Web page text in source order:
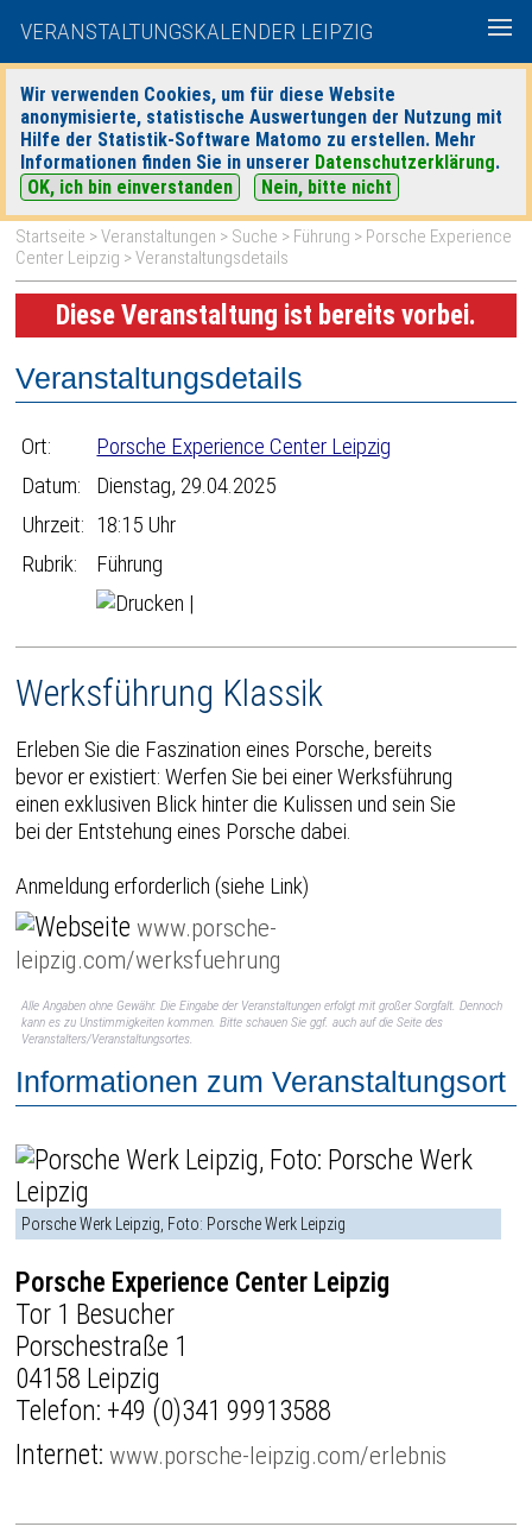
VERANSTALTUNGSKALENDER LEIPZIG
Wir verwenden Cookies, um für diese Website
anonymisierte, statistische Auswertungen der Nutzung mit
Hilfe der Statistik-Software Matomo zu erstellen. Mehr
Informationen finden Sie in unserer Datenschutzerklärung.
OK, ich bin einverstanden
Nein, bitte nicht
heute|morgen| Detaillierte Suche
Startseite >Veranstaltungen > Suche > Führung > Porsche Experience
Center Leipzig > Veranstaltungsdetails
Diese Veranstaltung ist bereits vorbei.
Veranstaltungsdetails
Ort:
Porsche Experience Center Leipzig
Datum:
Dienstag, 29.04.2025
Uhrzeit: 18:15 Uhr
Rubrik:
Führung
|
Werksführung Klassik
Erleben Sie die Faszination eines Porsche, bereits
bevor er existiert: Werfen Sie bei einer Werksführung
einen exklusiven Blick hinter die Kulissen und sein Sie
bei der Entstehung eines Porsche dabei.
Anmeldung erforderlich (siehe Link)
www.porsche-
leipzig.com/werksfuehrung
Alle Angaben ohne Gewähr. Die Eingabe der Veranstaltungen erfolgt mit großer Sorgfalt. Dennoch
kann es zu Unstimmigkeiten kommen. Bitte schauen Sie ggf. auch auf die Seite des
Veranstalters/Veranstaltungsortes.
Informationen zum Veranstaltungsort
Porsche Werk Leipzig, Foto: Porsche Werk Leipzig
Porsche Experience Center Leipzig
Tor 1 Besucher
Porschestraße 1
04158 Leipzig
Telefon: +49 (0)341 99913588
Internet:www.porsche-leipzig.com/erlebnis